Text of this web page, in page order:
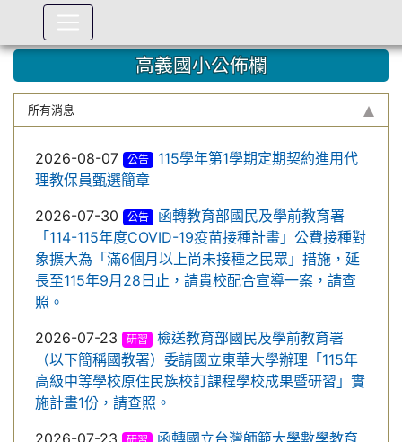
高義國小公佈欄
所有消息
2026-08-07 公告
115學年第1學期定期契約進用代
理教保員甄選簡章
2026-07-30
公告
函轉教育部國民及學前教育署
「114-115年度COVID-19疫苗接種計畫」公費接種對
象擴大為「滿6個月以上尚未接種之民眾」措施，延
長至115年9月28日止，請貴校配合宣導一案，請查
照。
2026-07-23
研習
檢送教育部國民及學前教育署
（以下簡稱國教署）委請國立東華大學辦理「115年
高級中等學校原住民族校訂課程學校成果暨研習」實
施計畫1份，請查照。
2026-07-23
函轉國立台灣師範大學數學教育